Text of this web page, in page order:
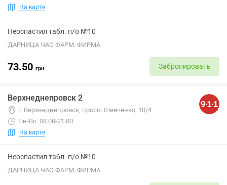
На карте
Неоспастил табл. п/о №10
ДАРНИЦА ЧАО ФАРМ. ФИРМА
73.50 грн Забронировать
Верхнеднепровск 2
г. Верхнеднепровск, просп. Шевченко, 10/4
Пн-Вс: 08:00-21:00
На карте
Неоспастил табл. п/о №10
ДАРНИЦА ЧАО ФАРМ. ФИРМА